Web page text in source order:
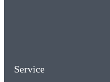
Service